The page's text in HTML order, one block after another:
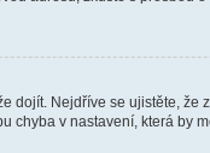
dojít. Nejdříve se ujistěte,
chyba v nastavení, která by